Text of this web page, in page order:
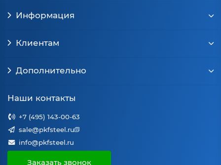
Информация
Клиентам
Дополнительно
Наши контакты
+7 (495) 143-00-63
sale@pkfsteel.ru
info@pkfsteel.ru
Заказать звонок